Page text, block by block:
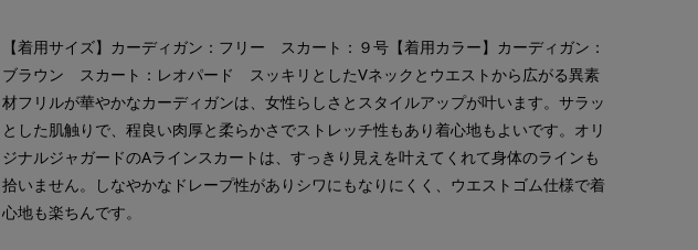
【着用サイズ】カーディガン：フリー スカート：９号【着用カラー】カーディガン：
ブラウン スカート：レオパード スッキリとしたVネックとウエストから広がる異素
材フリルが華やかなカーディガンは、女性らしさとスタイルアップが叶います。サラッ
とした肌触りで、程良い肉厚と柔らかさでストレッチ性もあり着心地もよいです。オリ
ジナルジャガードのAラインスカートは、すっきり見えを叶えてくれて身体のラインも
拾いません。しなやかなドレープ性がありシワにもなりにくく、ウエストゴム仕様で着
心地も楽ちんです。